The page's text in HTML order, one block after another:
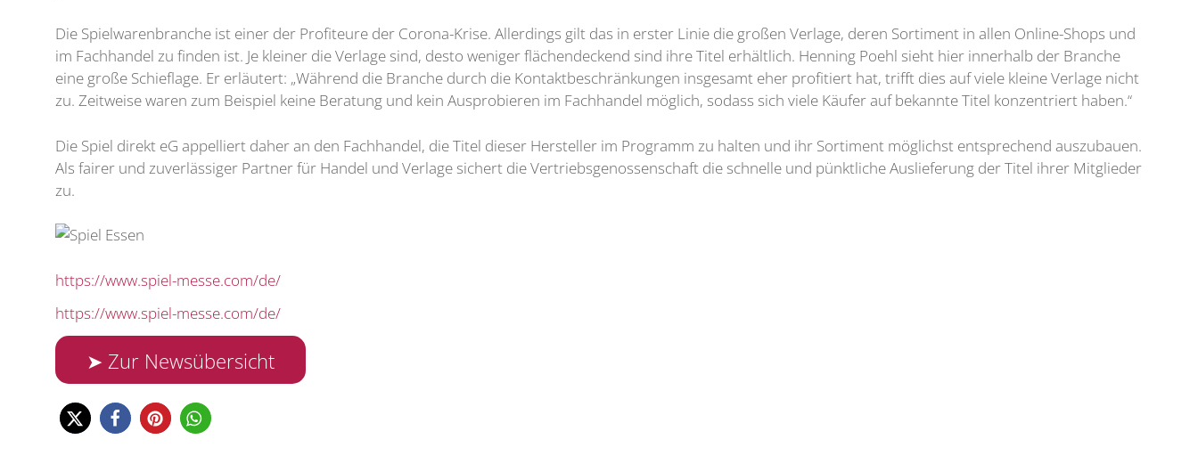
Die Spielwarenbranche ist einer der Profiteure der Corona-Krise. Allerdings gilt das in erster Linie die großen Verlage, deren Sortiment in allen Online-Shops und
im Fachhandel zu finden ist. Je kleiner die Verlage sind, desto weniger flächendeckend sind ihre Titel erhältlich. Henning Poehl sieht hier innerhalb der Branche
eine große Schieflage. Er erläutert: „Während die Branche durch die Kontaktbeschränkungen insgesamt eher profitiert hat, trifft dies auf viele kleine Verlage nicht
zu. Zeitweise waren zum Beispiel keine Beratung und kein Ausprobieren im Fachhandel möglich, sodass sich viele Käufer auf bekannte Titel konzentriert haben.“
Die Spiel direkt eG appelliert daher an den Fachhandel, die Titel dieser Hersteller im Programm zu halten und ihr Sortiment möglichst entsprechend auszubauen.
Als fairer und zuverlässiger Partner für Handel und Verlage sichert die Vertriebsgenossenschaft die schnelle und pünktliche Auslieferung der Titel ihrer Mitglieder
zu.
https://www.spiel-messe.com/de/
https://www.spiel-messe.com/de/
➤ Zur Newsübersicht